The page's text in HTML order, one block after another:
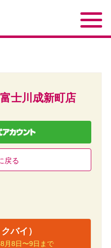
士川成新町店
戻る
バイ）
月8日〜9日まで